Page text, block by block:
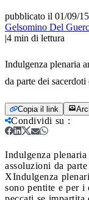
pubblicato il 01/09/15
Gelsomino Del
|4 min di lettura
Indulgenza plenaria
da parte dei
Copia il link
Condividi su :
Indulgenza
assoluzioni da
XIndulgenza
sono pentite e per i